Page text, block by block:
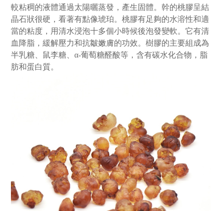
較粘稠的液體通過太陽曬蒸發，產生固體。幹的桃膠呈結
晶石狀很硬，看著有點像琥珀。桃膠有足夠的水溶性和適
當的粘度，用清水浸泡十多個小時候後泡發變軟。它有清
血降脂，緩解壓力和抗皺嫩膚的功效。樹膠的主要組成為
半乳糖、鼠李糖、α-葡萄糖醛酸等，含有碳水化合物，脂
肪和蛋白質。